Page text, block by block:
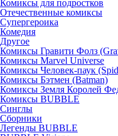
Комиксы для подростков
Отечественные комиксы
Супергероика
Комедия
Другое
Комиксы Гравити Фолз
Комиксы Marvel Universe
Комиксы Человек-паук
Комиксы Бэтмен (Batman)
Комиксы Земля Королей
Комиксы BUBBLE
Синглы
Сборники
Легенды BUBBLE